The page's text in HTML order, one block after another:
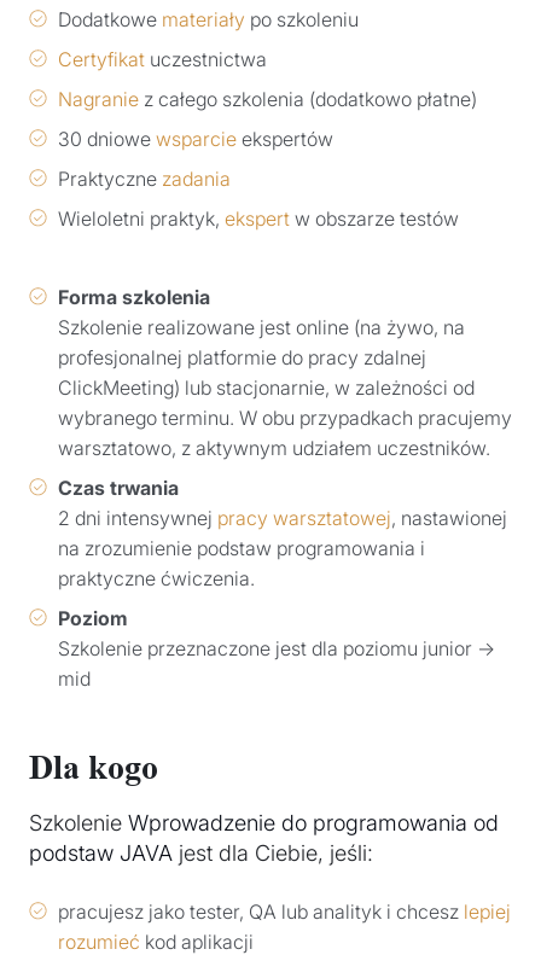
Dodatkowe materiały po szkoleniu
Certyfikat uczestnictwa
Nagranie z całego szkolenia (dodatkowo płatne)
30 dniowe wsparcie ekspertów
Praktyczne zadania
Wieloletni praktyk, ekspert w obszarze testów
Forma szkolenia
Szkolenie realizowane jest online (na żywo, na
profesjonalnej platformie do pracy zdalnej
ClickMeeting) lub stacjonarnie, w zależności od
wybranego terminu. W obu przypadkach pracujemy
warsztatowo, z aktywnym udziałem uczestników.
Czas trwania
2 dni intensywnej pracy warsztatowej, nastawionej
na zrozumienie podstaw programowania i
praktyczne ćwiczenia.
Poziom
Szkolenie przeznaczone jest dla poziomu junior →
mid
Dla kogo
Szkolenie Wprowadzenie do programowania od
podstaw JAVA jest dla Ciebie, jeśli:
pracujesz jako tester, QA lub analityk i chcesz lepiej
rozumieć kod aplikacji